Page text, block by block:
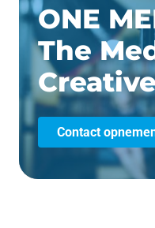
ONE
The
Contact